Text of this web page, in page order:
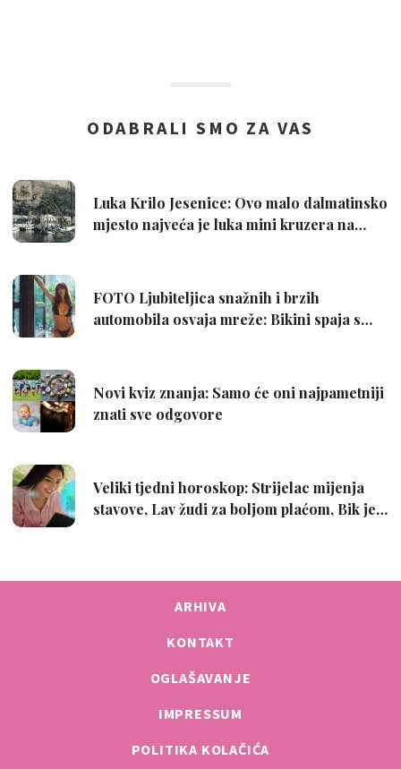
ARHIVA
KONTAKT
OGLAŠAVANJE
IMPRESSUM
POLITIKA KOLAČIĆA